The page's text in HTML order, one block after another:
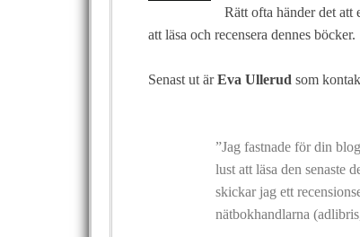
Rätt ofta händer det att
att läsa och recensera dennes böcker.
Senast ut ärEva Ullerud som
”Jag fastnade för din
lust att läsa den senaste
skickar jag ett
nätbokhandlarna